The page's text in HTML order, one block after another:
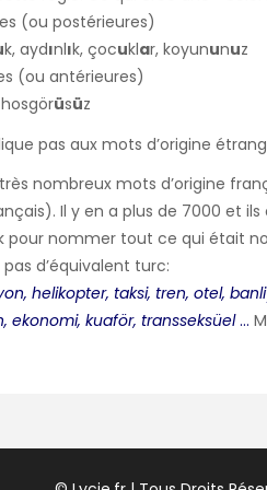
(ou postérieures)
k, aydınlık, çocuklar, koyununuz
(ou antérieures)
üsüz
pas aux mots d’origine
très nombreux mots d’origine
Il y en a plus de 7000 et
pour nommer tout ce qui était
d’équivalent turc:
helikopter, taksi, tren, otel,
ekonomi, kuaför, transseksüel …